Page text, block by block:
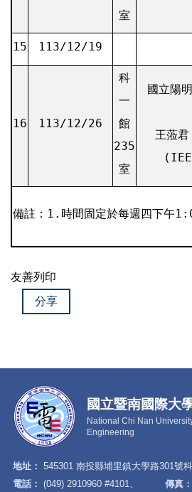
室
15 113/12/19
16 113/12/26
科
一
館
235
室
國立陽
王蒞
備註：1.時間固定於每週四下午
友善列印
分享
國立暨南國際大
National Chi Nan
Engineering
地址： 545301 南投縣埔里鎮大學路301號
電話： (049) 2910960 #4101、 傳真：